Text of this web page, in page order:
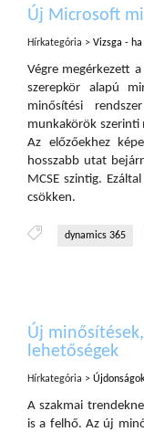
Új Microsoft
Hírkategória > Vizsga -
Végre megérkezett
szerepkör alapú
minősítési
munkakörök szerinti
Az előzőekhez
hosszabb utat
MCSE szintig.
csökken.
dynamics 365
Új
lehetőségek
Hírkategória > Újdonságok
A szakmai
is a felhő. Az új